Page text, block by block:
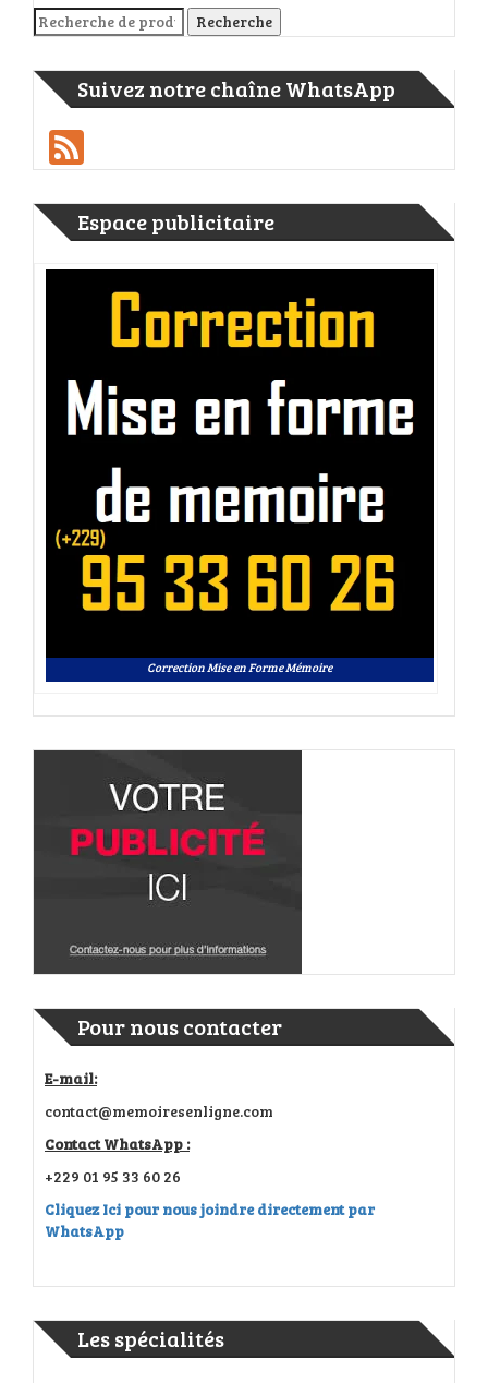
Recherche pour : Recherche
Suivez notre chaîne WhatsApp
Espace publicitaire
Correction Mise en Forme Mémoire
Pour nous contacter
E-mail:
contact@memoiresenligne.com
Contact WhatsApp :
+229 01 95 33 60 26
Cliquez Ici pour nous joindre directement par
WhatsApp
Les spécialités